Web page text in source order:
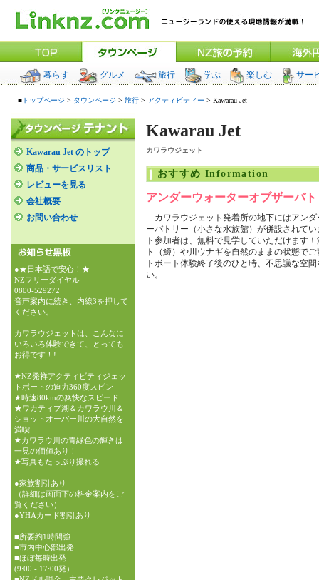
暮らす グルメ 旅行 学ぶ 楽しむ サー
■ トップページ > タウンページ > 旅行 > アクティビティー > Kawarau Jet
Kawarau Jet のトップ
商品・サービスリスト
レビューを見る
会社概要
お問い合わせ
●★日本語で安心！★
NZフリーダイヤル
0800-529272
音声案内に続き、内線3を押して
ください。
カワラウジェットは、こんなに
いろいろ体験できて、とっても
お得です！!
★NZ発祥アクティビティジェッ
トボートの迫力360度スピン
★時速80kmの爽快なスピード
★ワカティプ湖＆カワラウ川＆
ショットオーバー川の大自然を
満喫
★カワラウ川の青緑色の輝きは
一見の価値あり！
★写真もたっぷり撮れる
●家族割引あり
（詳細は画面下の料金案内をご
覧ください）
●YHAカード割引あり
■所要約1時間強
■市内中心部出発
■ほぼ毎時出発
(9:00 - 17:00発）
Kawarau Jet
カワラウジェット
おすすめ Information
アンダーウォーターオブザーバ
カワラウジェット発着所の地下にはアンダ
ーバトリー（小さな水族館）が併設されて
ト参加者は、無料で見学していただけます
ト（鱒）や川ウナギを自然のままの状態で
トボート体験終了後のひと時、不思議な空
い。